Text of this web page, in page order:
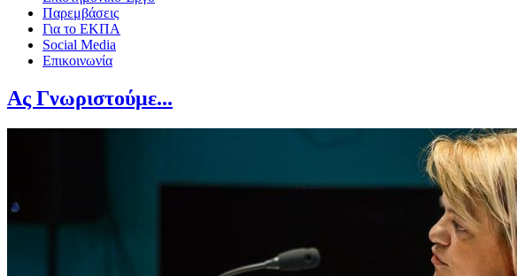
Παρεμβάσεις
Για το ΕΚΠΑ
Social Media
Επικοινωνία
Ας Γνωριστούμε...